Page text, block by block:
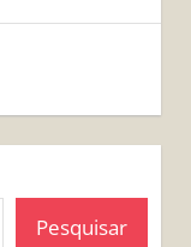
Pesquisar